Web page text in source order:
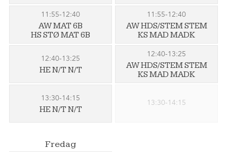
11:55-12:40
AW MAT 6B
HS STØ MAT 6B
12:40-13:25
HE N/T N/T
13:30-14:15
HE N/T N/T
11:55-12:40
AW HDS/STEM STEM
KS MAD MADK
12:40-13:25
AW HDS/STEM STEM
KS MAD MADK
13:30-14:15
Fredag